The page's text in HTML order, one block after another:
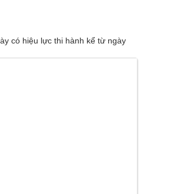
có hiệu lực thi hành kể từ ngày